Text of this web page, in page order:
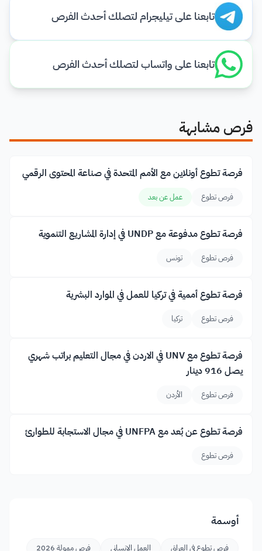
تابعنا على تيليجرام لتصلك أحدث الفرص
تابعنا على واتساب لتصلك أحدث الفرص
فرص مشابهة
فرصة تطوع أونلاين مع الأمم المتحدة في صناعة المحتوى الرقمي
فرص تطوع عمل عن بعد
فرصة تطوع مدفوعة مع UNDP في إدارة المشاريع التنموية
فرص تطوع تونس
فرصة تطوع أممية في تركيا للعمل في الموارد البشرية
فرص تطوع تركيا
فرصة تطوع مع UNV في الاردن في مجال التعليم براتب شهري
يصل 916 دينار
فرص تطوع الأردن
فرصة تطوع عن بُعد مع UNFPA في مجال الاستجابة للطوارئ
فرص تطوع
أوسمة
فرص تطوع في العراق العمل الإنساني
فرص ممولة 2026